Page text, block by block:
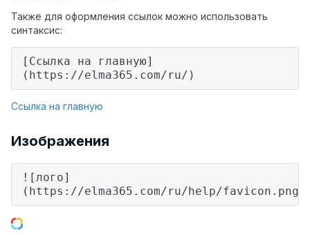
Также для оформления ссылок можно использовать
синтаксис:
[Ссылка на главную]
(https://elma365.com/ru/)
Ссылка на главную
Изображения
![лого]
(https://elma365.com/ru/help/favicon.png)